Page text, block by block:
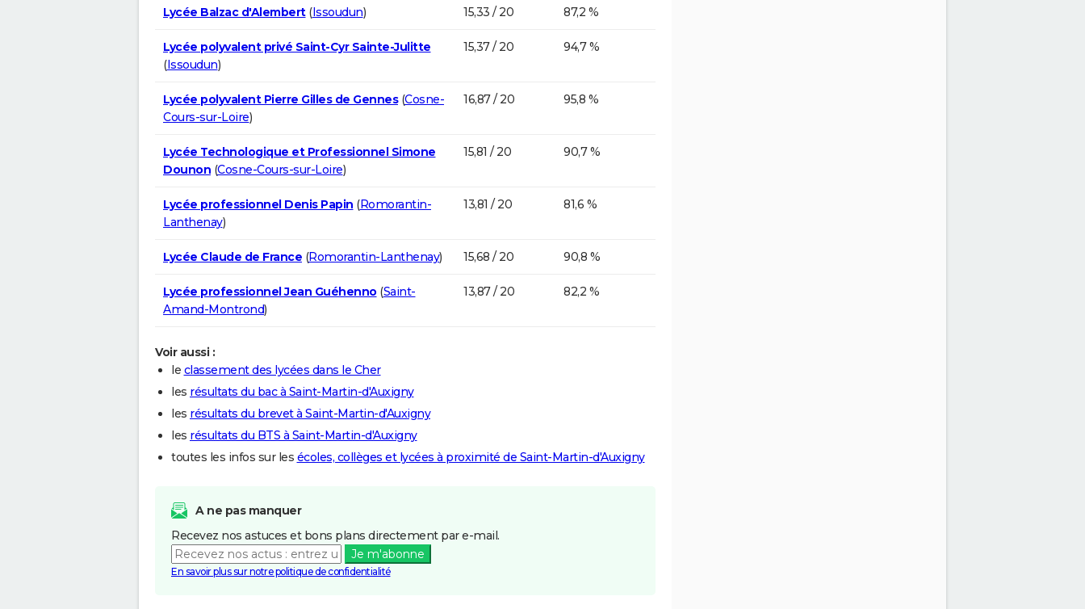
Lycée Balzac d'Alembert(Issoudun) 15,33 / 20 87,2 %
Lycée polyvalent privé Saint-Cyr Sainte-Julitte
(Issoudun)
15,37 / 20 94,7 %
Lycée polyvalent Pierre Gilles de Gennes(Cosne-
Cours-sur-Loire)
16,87 / 20 95,8 %
Lycée Technologique et Professionnel Simone
Dounon (Cosne-Cours-sur-Loire)
15,81 / 20 90,7 %
Lycée professionnel Denis Papin (Romorantin-
Lanthenay)
13,81 / 20 81,6 %
Lycée Claude de France (Romorantin-Lanthenay) 15,68 / 20 90,8 %
Lycée professionnel Jean Guéhenno (Saint-
Amand-Montrond)
13,87 / 20 82,2 %
Voir aussi :
le classement des lycées dans le Cher
les résultats du bac à Saint-Martin-d'Auxigny
les résultats du brevet à Saint-Martin-d'Auxigny
les résultats du BTS à Saint-Martin-d'Auxigny
toutes les infos sur les écoles, collèges et lycées à proximité de Saint-Martin-d'Auxigny
A ne pas manquer
Recevez nos astuces et bons plans directement par e-mail.
Je m'abonne
En savoir plus sur notre politique de confidentialité